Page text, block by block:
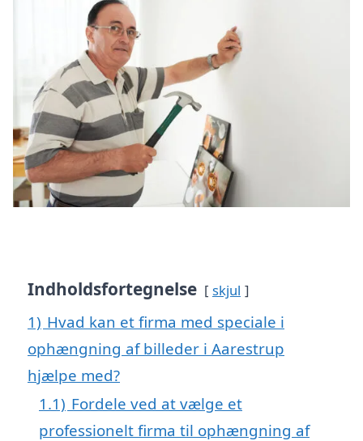
Indholdsfortegnelse skjul
1) Hvad kan et firma med speciale i
ophængning af billeder i Aarestrup
hjælpe med?
1.1) Fordele ved at vælge et
professionelt firma til ophængning af